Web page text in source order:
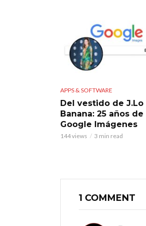
APPS & SOFTWARE
Del vestido de J.Lo
Banana: 25 años de
Google Imágenes
144 views 3 min read
1 COMMENT